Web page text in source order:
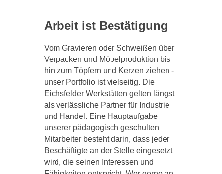
Arbeit ist Bestätigung
Vom Gravieren oder Schweißen über
Verpacken und Möbelproduktion bis
hin zum Töpfern und Kerzen ziehen -
unser Portfolio ist vielseitig. Die
Eichsfelder Werkstätten gelten längst
als verlässliche Partner für Industrie
und Handel. Eine Hauptaufgabe
unserer pädagogisch geschulten
Mitarbeiter besteht darin, dass jeder
Beschäftigte an der Stelle eingesetzt
wird, die seinen Interessen und